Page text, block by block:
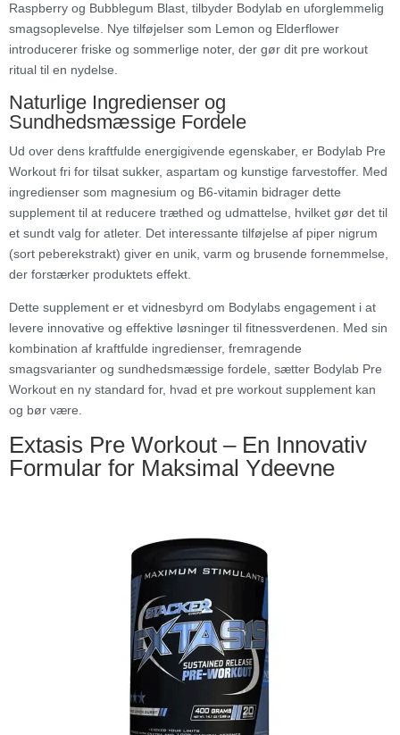
Raspberry og Bubblegum Blast, tilbyder Bodylab en uforglemmelig
smagsoplevelse. Nye tilføjelser som Lemon og Elderflower
introducerer friske og sommerlige noter, der gør dit pre workout
ritual til en nydelse.
Naturlige Ingredienser og
Sundhedsmæssige Fordele
Ud over dens kraftfulde energigivende egenskaber, er Bodylab Pre
Workout fri for tilsat sukker, aspartam og kunstige farvestoffer. Med
ingredienser som magnesium og B6-vitamin bidrager dette
supplement til at reducere træthed og udmattelse, hvilket gør det til
et sundt valg for atleter. Det interessante tilføjelse af piper nigrum
(sort peberekstrakt) giver en unik, varm og brusende fornemmelse,
der forstærker produktets effekt.
Dette supplement er et vidnesbyrd om Bodylabs engagement i at
levere innovative og effektive løsninger til fitnessverdenen. Med sin
kombination af kraftfulde ingredienser, fremragende
smagsvarianter og sundhedsmæssige fordele, sætter Bodylab Pre
Workout en ny standard for, hvad et pre workout supplement kan
og bør være.
Extasis Pre Workout – En Innovativ
Formular for Maksimal Ydeevne